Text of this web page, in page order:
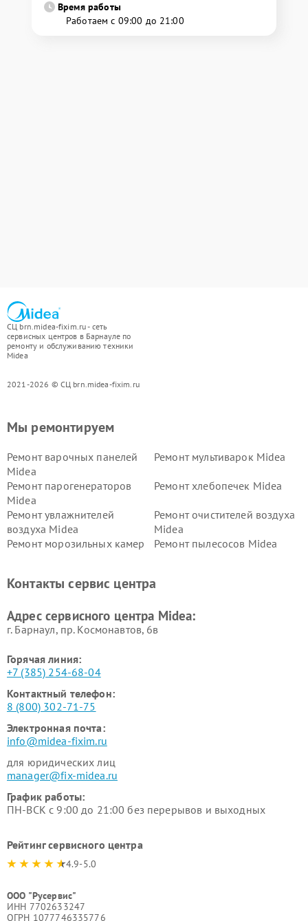
Время работы
Работаем с 09:00 до 21:00
СЦ brn.midea-fixim.ru - сеть
сервисных центров в Барнауле по
ремонту и обслуживанию техники
Midea
2021-2026 © СЦ brn.midea-fixim.ru
Мы ремонтируем
Ремонт варочных панелей
Midea
Ремонт мультиварок Midea
Ремонт парогенераторов
Midea
Ремонт хлебопечек Midea
Ремонт увлажнителей
воздуха Midea
Ремонт очистителей воздуха
Midea
Ремонт морозильных камер
Ремонт пылесосов Midea
пылесосов Midea
Midea
Контакты сервис центра
Адрес сервисного центра Midea:
г. Барнаул, ​пр. Космонавтов, 6в
Горячая линия:
+7 (385) 254-68-04
Контактный телефон:
8 (800) 302-71-75
Электронная почта:
info@midea-fixim.ru
для юридических лиц
manager@fix-midea.ru
График работы:
ПН-ВСК с 9:00 до 21:00 без перерывов и выходных
Рейтинг сервисного центра
4.9-5.0
ООО "Русервис"
ИНН 7702633247
ОГРН 1077746335776